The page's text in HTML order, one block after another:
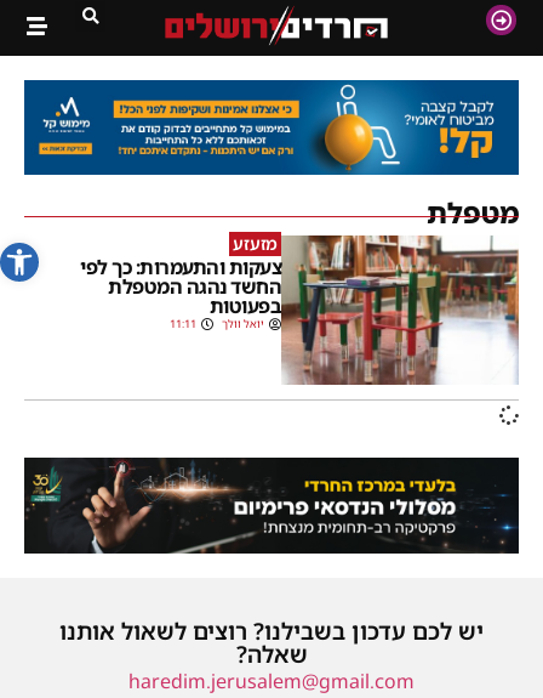
פתח
מטפלת
מזעזע
צעקות והתעמרות: כך לפי
החשד נהגה המטפלת
בפעוטות
יואל וולך 11:11
יש לכם עדכון בשבילנו? רוצים לשאול אותנו
שאלה?
haredim.jerusalem@gmail.com